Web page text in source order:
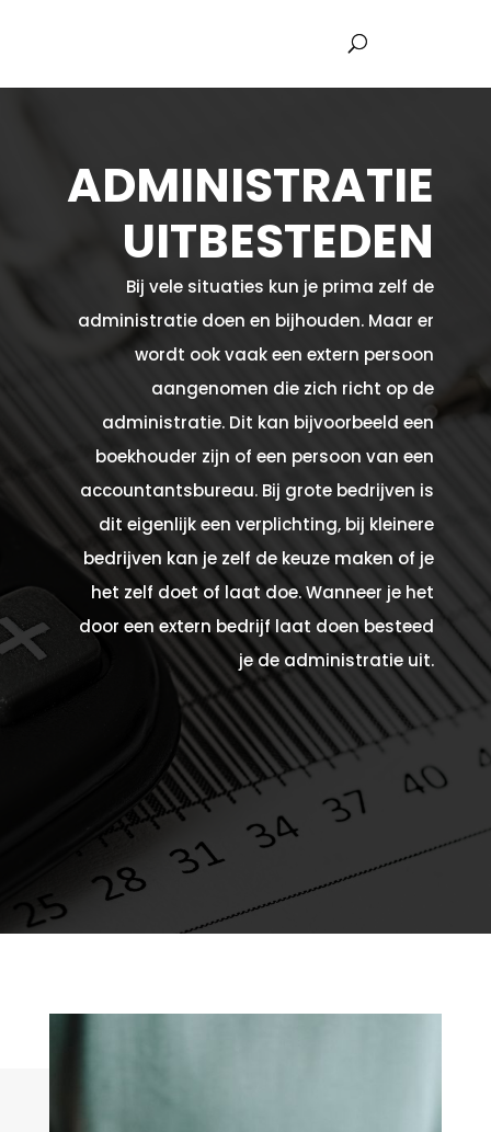
ADMINISTRATIE
UITBESTEDEN
Bij vele situaties kun je prima zelf de
administratie doen en bijhouden. Maar er
wordt ook vaak een extern persoon
aangenomen die zich richt op de
administratie. Dit kan bijvoorbeeld een
boekhouder zijn of een persoon van een
accountantsbureau. Bij grote bedrijven is
dit eigenlijk een verplichting, bij kleinere
bedrijven kan je zelf de keuze maken of je
het zelf doet of laat doe. Wanneer je het
door een extern bedrijf laat doen besteed
je de administratie uit.